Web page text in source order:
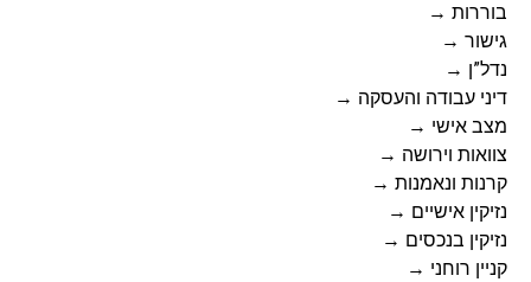
בוררות →
גישור →
נדל”ן →
דיני עבודה והעסקה →
מצב אישי →
צוואות וירושה →
קרנות ונאמנות →
נזיקין אישיים →
נזיקין בנכסים →
קניין רוחני →